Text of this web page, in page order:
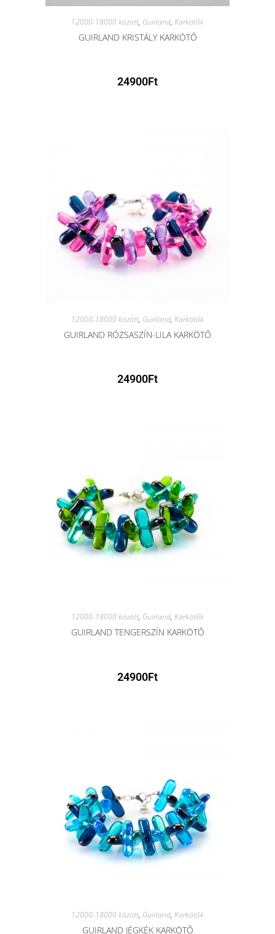
12000-18000 között, Guirland, Karkötők
GUIRLAND KRISTÁLY KARKÖTŐ
24900Ft
12000-18000 között, Guirland, Karkötők
GUIRLAND RÓZSASZÍN-LILA KARKÖTŐ
24900Ft
12000-18000 között, Guirland, Karkötők
GUIRLAND TENGERSZÍN KARKÖTŐ
24900Ft
12000-18000 között, Guirland, Karkötők
GUIRLAND JÉGKÉK KARKÖTŐ